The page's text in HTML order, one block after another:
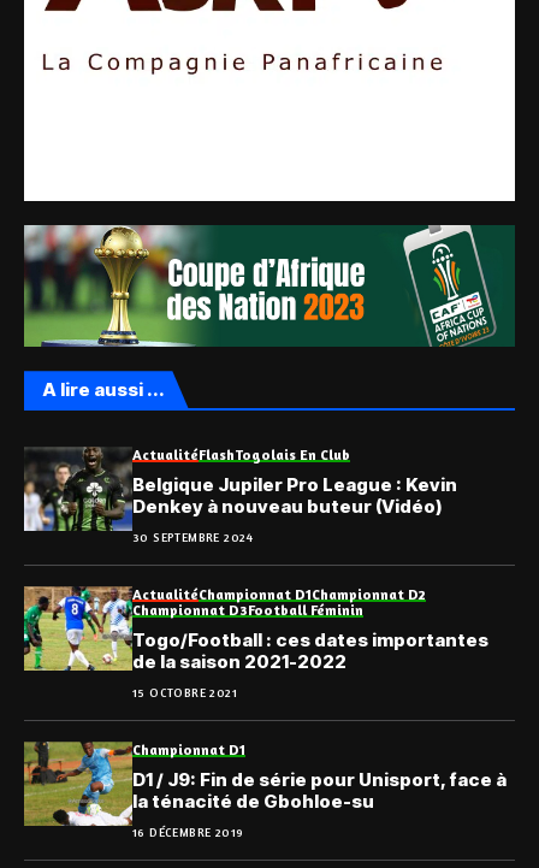
A lire aussi ...
ActualitéFlashTogolais En Club
Belgique Jupiler Pro League : Kevin
Denkey à nouveau buteur (Vidéo)
30 SEPTEMBRE 2024
ActualitéChampionnat D1Championnat D2
Championnat D3Football Féminin
Togo/Football : ces dates importantes
de la saison 2021-2022
15 OCTOBRE 2021
Championnat D1
D1 / J9: Fin de série pour Unisport, face à
la ténacité de Gbohloe-su
16 DÉCEMBRE 2019